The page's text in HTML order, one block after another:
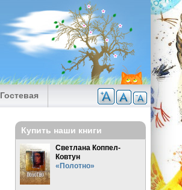
Гостевая
Купить наши книги
Светлана Коппел-
Ковтун
«Полотно»